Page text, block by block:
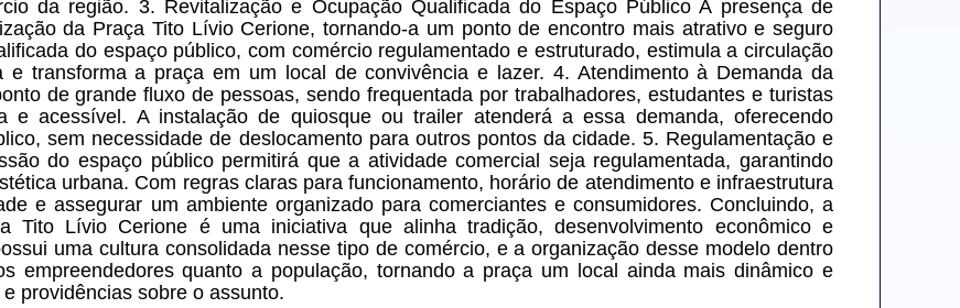
da região. 3. Revitalização e Ocupação Qualificada do Espaço Público A presença de
da Praça Tito Lívio Cerione, tornando-a um ponto de encontro mais atrativo e seguro
do espaço público, com comércio regulamentado e estruturado, estimula a circulação
e transforma a praça em um local de convivência e lazer. 4. Atendimento à Demanda da
de grande fluxo de pessoas, sendo frequentada por trabalhadores, estudantes e turistas
e acessível. A instalação de quiosque ou trailer atenderá a essa demanda, oferecendo
sem necessidade de deslocamento para outros pontos da cidade. 5. Regulamentação e
do espaço público permitirá que a atividade comercial seja regulamentada, garantindo
urbana. Com regras claras para funcionamento, horário de atendimento e infraestrutura
e assegurar um ambiente organizado para comerciantes e consumidores. Concluindo, a
Tito Lívio Cerione é uma iniciativa que alinha tradição, desenvolvimento econômico e
uma cultura consolidada nesse tipo de comércio, e a organização desse modelo dentro
empreendedores quanto a população, tornando a praça um local ainda mais dinâmico e
providências sobre o assunto.